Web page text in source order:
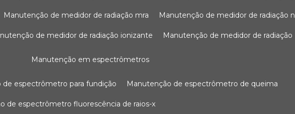
manutenção de medidor de radiação mra manutenção de medidor de radiação
de medidor de radiação ionizante manutenção de medidor de radiação
manutenção em espectrômetros
de espectrômetro para fundição manutenção de espectrômetro de queima
de espectrômetro fluorescência de raios-x